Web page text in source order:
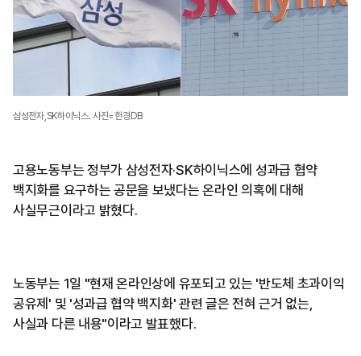
삼성전자,SK하이닉스. 사진=한경DB
고용노동부는 정부가 삼성전자·SK하이닉스에 성과급 협약
백지화를 요구하는 공문을 보냈다는 온라인 의혹에 대해
사실무근이라고 밝혔다.
노동부는 1일 "현재 온라인상에 유포되고 있는 '반도체 초과이익
공유제' 및 '성과급 협약 백지화' 관련 글은 전혀 근거 없는,
사실과 다른 내용"이라고 발표했다.